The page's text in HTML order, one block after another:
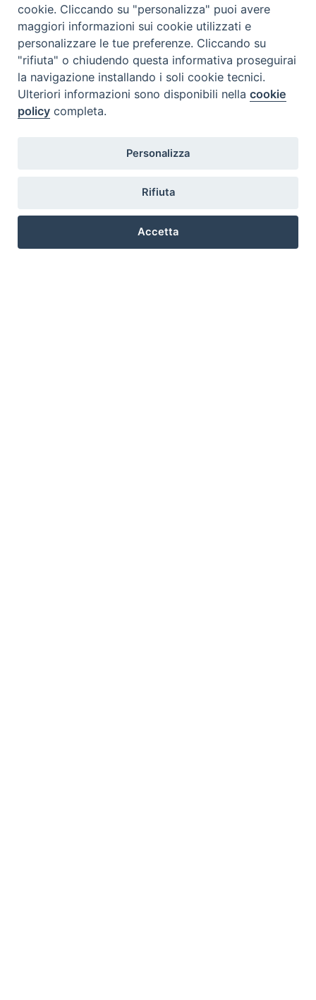
cookie. Cliccando su "personalizza" puoi avere
maggiori informazioni sui cookie utilizzati e
personalizzare le tue preferenze. Cliccando su
"rifiuta" o chiudendo questa informativa proseguirai
la navigazione installando i soli cookie tecnici.
Ulteriori informazioni sono disponibili nellacookie
policy completa.
Personalizza
Rifiuta
Accetta